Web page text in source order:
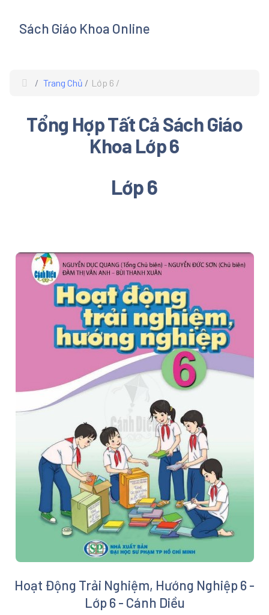
Sách Giáo Khoa Online
Trang Chủ Lớp 6
Tổng Hợp Tất Cả Sách Giáo
Khoa Lớp 6
Lớp 6
Hoạt Động Trải Nghiệm, Hướng Nghiệp 6 -
Lớp 6 - Cánh Diều